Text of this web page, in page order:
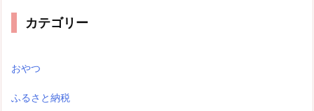
カテゴリー
おやつ
ふるさと納税